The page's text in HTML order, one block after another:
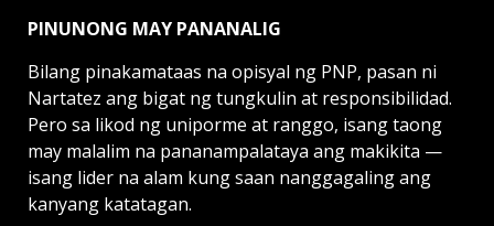
PINUNONG MAY PANANALIG
Bilang pinakamataas na opisyal ng PNP, pasan ni
Nartatez ang bigat ng tungkulin at responsibilidad.
Pero sa likod ng uniporme at ranggo, isang taong
may malalim na pananampalataya ang makikita —
isang lider na alam kung saan nanggagaling ang
kanyang katatagan.